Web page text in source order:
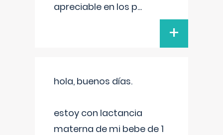
apreciable en los p...
+
hola, buenos días.
estoy con lactancia
materna de mi bebe de 1